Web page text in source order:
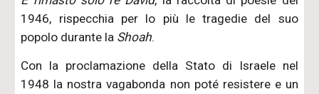
1946, rispecchia per lo più le tragedie del suo
popolo durante la Shoah.
Con la proclamazione della Stato di Israele nel
1948 la nostra vagabonda non poté resistere e un